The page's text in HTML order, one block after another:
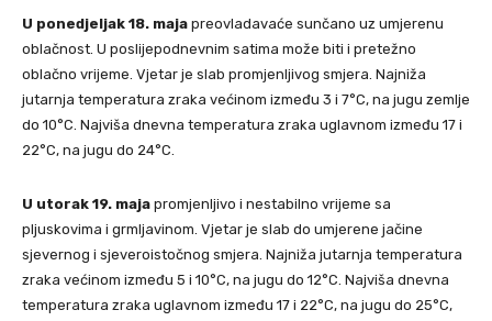
U ponedjeljak 18. maja preovladavaće sunčano uz umjerenu
oblačnost. U poslijepodnevnim satima može biti i pretežno
oblačno vrijeme. Vjetar je slab promjenljivog smjera. Najniža
jutarnja temperatura zraka većinom između 3 i 7°C, na jugu zemlje
do 10°C. Najviša dnevna temperatura zraka uglavnom između 17 i
22°C, na jugu do 24°C.
U utorak 19. maja promjenljivo i nestabilno vrijeme sa
pljuskovima i grmljavinom. Vjetar je slab do umjerene jačine
sjevernog i sjeveroistočnog smjera. Najniža jutarnja temperatura
zraka većinom između 5 i 10°C, na jugu do 12°C. Najviša dnevna
temperatura zraka uglavnom između 17 i 22°C, na jugu do 25°C,